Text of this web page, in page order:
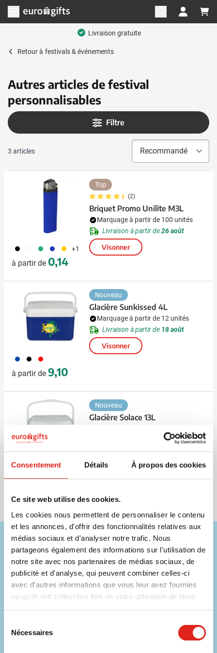
Consentement Détails À propos des cookies
Ce site web utilise des cookies.
Les cookies nous permettent de personnaliser le contenu
et les annonces, d'offrir des fonctionnalités relatives aux
médias sociaux et d'analyser notre trafic. Nous
partageons également des informations sur l'utilisation de
notre site avec nos partenaires de médias sociaux, de
publicité et d'analyse, qui peuvent combiner celles-ci
avec d'autres informations que vous leur avez fournies
ou qu'ils ont collectées lors de votre utilisation de leurs
services.
Nécessaires
Aller au contenu
Ouvrir le menu
Livraison gratuite
Retour à festivals & événements
Autres articles de festival
personnalisables
Filtre
3 articles
001 002 004 005 006 +1
à partir de 0,14
Top
(2)
Briquet Promo Unilite M3L
Marquage à partir de 100 unités
Livraison à partir de26 août
Visonner
023 001 008
à partir de 9,10
Nouveau
Glacière Sunkissed 4L
Marquage à partir de 12 unités
Livraison à partir de 18 août
Visonner
023001008
20,56
Nouveau
Glacière Solace 13L
18 août
Besoin d'aide ?
Nos commerciaux sont disponibles sur les coordonnées ci-
dessous !
056 31 39 91
Contacter un collaborateur